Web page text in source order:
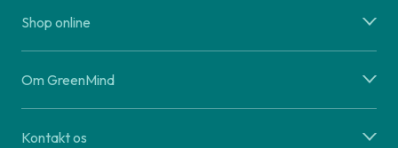
Shop online
Om GreenMind
Kontakt os